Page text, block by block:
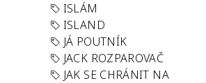
ISLÁM
ISLAND
JÁ POUTNÍK
JACK ROZPAROVAČ
JAK SE CHRÁNIT NA